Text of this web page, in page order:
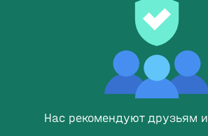
Нас рекомендуют друзьям